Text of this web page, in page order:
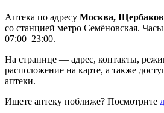
Аптека по адресу Москва,
со станцией метро Семёновская.
07:00–23:00.
На странице — адрес, контакты,
расположение на карте, а также
аптеки.
Ищете аптеку поближе? Посмотрите